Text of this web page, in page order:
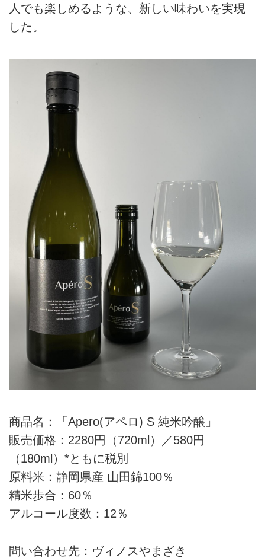
人でも楽しめるような、新しい味わいを実現
した。
商品名：「Apero(アペロ) S 純米吟醸」
販売価格：2280円（720ml）／580円
（180ml）*ともに税別
原料米：静岡県産 山田錦100％
精米歩合：60％
アルコール度数：12％
問い合わせ先：ヴィノスやまざき